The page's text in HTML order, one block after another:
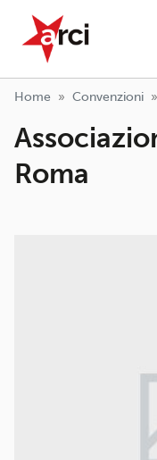
Salta al contenuto
ARCI APS
Home Convenzioni
Roma